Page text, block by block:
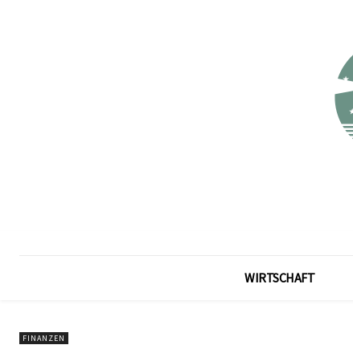
WIRTSCHAFT
FINANZEN